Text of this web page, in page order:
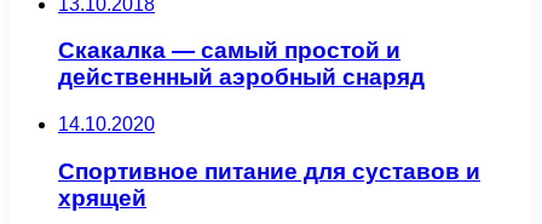
Скакалка — самый простой и
действенный аэробный снаряд
14.10.2020
Спортивное питание для суставов и
хрящей